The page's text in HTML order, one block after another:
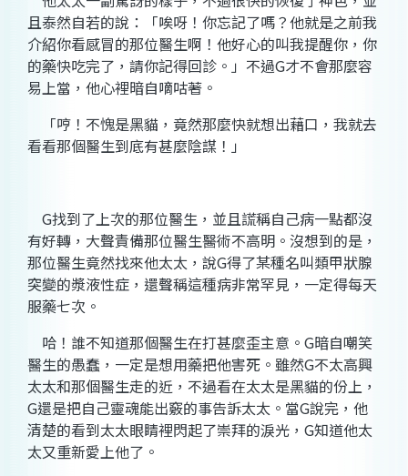
且泰然自若的說：「唉呀！你忘記了嗎？他就是之前我
介紹你看感冒的那位醫生啊！他好心的叫我提醒你，你
的藥快吃完了，請你記得回診。」不過G才不會那麼容
易上當，他心裡暗自嘀咕著。
「哼！不愧是黑貓，竟然那麼快就想出藉口，我就去
看看那個醫生到底有甚麼陰謀！」
G找到了上次的那位醫生，並且謊稱自己病一點都沒
有好轉，大聲責備那位醫生醫術不高明。沒想到的是，
那位醫生竟然找來他太太，說G得了某種名叫類甲狀腺
突變的漿液性症，還聲稱這種病非常罕見，一定得每天
服藥七次。
哈！誰不知道那個醫生在打甚麼歪主意。 G暗自嘲笑
醫生的愚蠢，一定是想用藥把他害死。雖然G不太高興
太太和那個醫生走的近，不過看在太太是黑貓的份上，
G還是把自己靈魂能出竅的事告訴太太。當G說完，他
清楚的看到太太眼睛裡閃起了崇拜的淚光， G知道他太
太又重新愛上他了。